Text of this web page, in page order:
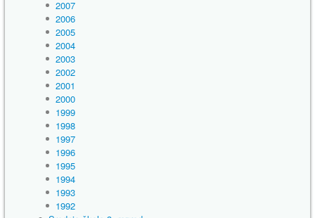
2007
2006
2005
2004
2003
2002
2001
2000
1999
1998
1997
1996
1995
1994
1993
1992